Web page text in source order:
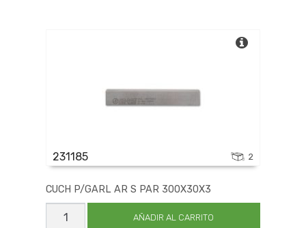
231185 2
CUCH P/GARL AR S PAR 300X30X3
CUCH
P/GARL
AÑADIR AL CARRITO